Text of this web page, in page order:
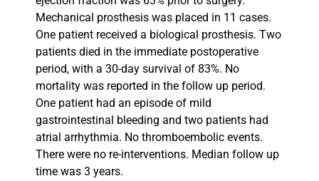
Mechanical prosthesis was placed in 11 cases.
One patient received a biological prosthesis. Two
patients died in the immediate postoperative
period, with a 30-day survival of 83%. No
mortality was reported in the follow up period.
One patient had an episode of mild
gastrointestinal bleeding and two patients had
atrial arrhythmia. No thromboembolic events.
There were no re-interventions. Median follow up
time was 3 years.